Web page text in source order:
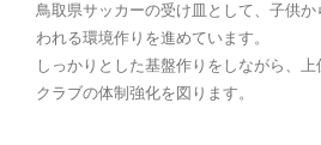
鳥取県サッカーの受け皿として、子供
われる環境作りを進めています。
しっかりとした基盤作りをしながら、
クラブの体制強化を図ります。